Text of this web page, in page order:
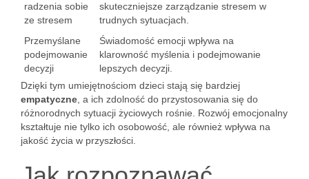
radzenia sobie
ze stresem
skuteczniejsze zarządzanie stresem w
trudnych sytuacjach.
Przemyślane
podejmowanie
decyzji
Świadomość emocji wpływa na
klarowność myślenia i podejmowanie
lepszych decyzji.
Dzięki tym umiejętnościom dzieci stają się bardziej
empatyczne , a ich zdolność do przystosowania się do
różnorodnych sytuacji życiowych rośnie. Rozwój emocjonalny
kształtuje nie tylko ich osobowość, ale również wpływa na
jakość życia w przyszłości.